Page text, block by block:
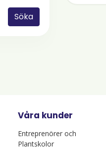
Söka
Våra kunder
Entreprenörer och
Plantskolor